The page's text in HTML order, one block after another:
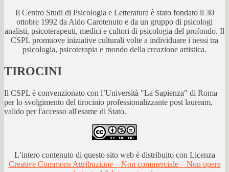
Il Centro Studi di Psicologia e Letteratura è stato fondato il 30
ottobre 1992 da Aldo Carotenuto e da un gruppo di psicologi
analisti, psicoterapeuti, medici e cultori di psicologia del profondo. Il
CSPL promuove iniziative culturali volte a individuare i nessi tra
psicologia, psicoterapia e mondo della creazione artistica.
TIROCINI
Il CSPL è convenzionato con l’Università "La Sapienza" di Roma
per lo svolgimento del tirocinio professionalizzante post lauream,
valido per l'accesso all'esame di Stato.
L’intero contenuto di questo sito web è distribuito con Licenza
Creative Commons Attribuzione – Non commerciale – Non opere